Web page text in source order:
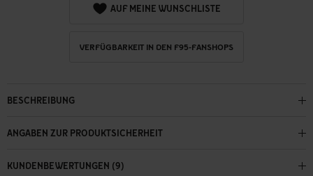
AUF MEINE WUNSCHLISTE
VERFÜGBARKEIT IN DEN F95-FANSHOPS
BESCHREIBUNG
ANGABEN ZUR PRODUKTSICHERHEIT
KUNDENBEWERTUNGEN (9)